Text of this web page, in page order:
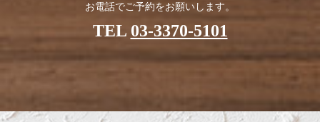
お電話でご予約をお願いします。
TEL 03-3370-5101